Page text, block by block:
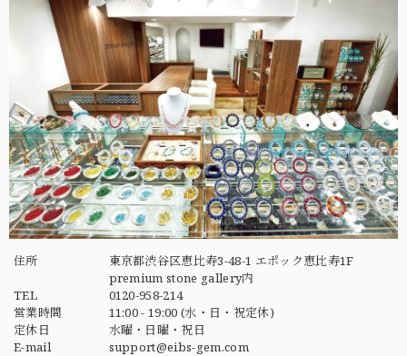
住所
東京都渋谷区恵比寿3-48-1 エポック恵比寿1F
premium stone gallery内
TEL
0120-958-214
営業時間
11:00 - 19:00 (水・日・祝定休)
定休日
水曜・日曜・祝日
E-mail
support@eibs-gem.com